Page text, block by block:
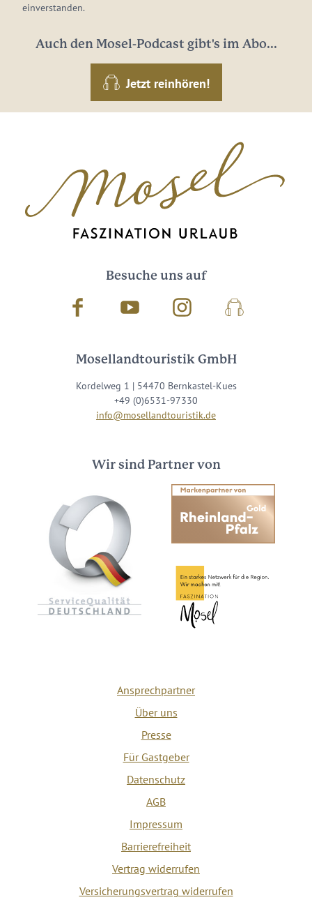
einverstanden.
Auch den Mosel-Podcast gibt's im Abo...
Jetzt reinhören!
Besuche uns auf
Facebook Youtube InstagramPodcast
Mosellandtouristik GmbH
Kordelweg 1 | 54470 Bernkastel-Kues
+49 (0)6531-97330
info@mosellandtouristik.de
Wir sind Partner von
Ansprechpartner
Über uns
Presse
Für Gastgeber
Datenschutz
AGB
Impressum
Barrierefreiheit
Vertrag widerrufen
Versicherungsvertrag widerrufen